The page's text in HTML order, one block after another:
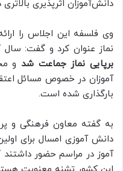
دانش‌آموزان اثرپذیری بالاتری
وی فلسفه این اجلاس را
نماز عنوان کرد و گفت:
برپایی نماز جماعت شد و
آموزان در خصوص مسائل
بارگذاری شده است.
به گفته معاون فرهنگی و
آموز در مراسم حضور داشتند